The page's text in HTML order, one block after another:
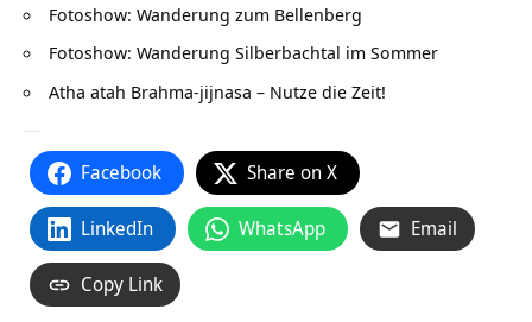
Fotoshow: Wanderung zum Bellenberg
Fotoshow: Wanderung Silberbachtal im Sommer
Atha atah Brahma-jijnasa – Nutze die Zeit!
—
Facebook Share on X
LinkedIn WhatsApp Email
Copy Link